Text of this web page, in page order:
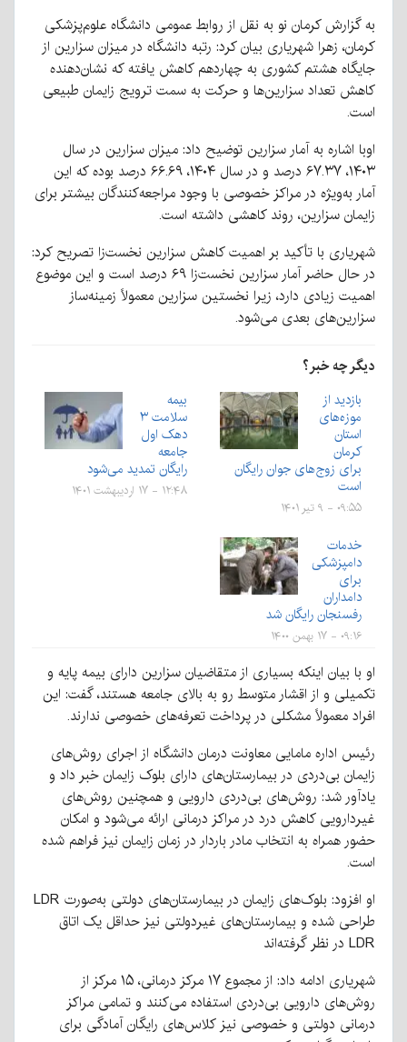
به گزارش کرمان نو به نقل از روابط عمومی دانشگاه علوم‌پزشکی
کرمان، زهرا شهریاری بیان کرد: رتبه دانشگاه در میزان سزارین از
جایگاه هشتم کشوری به چهاردهم کاهش یافته که نشان‌دهنده
کاهش تعداد سزارین‌ها و حرکت به سمت ترویج زایمان طبیعی
است.
اوبا اشاره به آمار سزارین توضیح داد: میزان سزارین در سال
۱۴۰۳، ۶۷.۳۷ درصد و در سال ۱۴۰۴، ۶۶.۶۹ درصد بوده که این
آمار به‌ویژه در مراکز خصوصی با وجود مراجعه‌کنندگان بیشتر برای
زایمان سزارین، روند کاهشی داشته است.
شهریاری با تأکید بر اهمیت کاهش سزارین نخست‌زا تصریح کرد:
در حال حاضر آمار سزارین نخست‌زا ۶۹ درصد است و این موضوع
اهمیت زیادی دارد، زیرا نخستین سزارین معمولاً زمینه‌ساز
سزارین‌های بعدی می‌شود.
دیگر چه خبر؟
بازدید از
موزه‌های
استان
کرمان
برای زوج‌های جوان رایگان
است
۰۹:۵۵ - ۹ تیر ۱۴۰۱
بیمه
سلامت ۳
دهک اول
جامعه
رایگان تمدید می‌شود
۱۲:۴۸ - ۱۷ اردیبهشت ۱۴۰۱
خدمات
دامپزشکی
برای
دامداران
رفسنجان رایگان شد
۰۹:۱۶ - ۱۷ بهمن ۱۴۰۰
او با بیان اینکه بسیاری از متقاضیان سزارین دارای بیمه پایه و
تکمیلی و از اقشار متوسط رو به بالای جامعه هستند، گفت: این
افراد معمولاً مشکلی در پرداخت تعرفه‌های خصوصی ندارند.
رئیس اداره مامایی معاونت درمان دانشگاه از اجرای روش‌های
زایمان بی‌دردی در بیمارستان‌های دارای بلوک زایمان خبر داد و
یادآور شد: روش‌های بی‌دردی دارویی و همچنین روش‌های
غیردارویی کاهش درد در مراکز درمانی ارائه می‌شود و امکان
حضور همراه به انتخاب مادر باردار در زمان زایمان نیز فراهم شده
است.
او افزود: بلوک‌های زایمان در بیمارستان‌های دولتی به‌صورت LDR
طراحی شده و بیمارستان‌های غیردولتی نیز حداقل یک اتاق
LDR در نظر گرفته‌اند
شهریاری ادامه داد: از مجموع ۱۷ مرکز درمانی، ۱۵ مرکز از
روش‌های دارویی بی‌دردی استفاده می‌کنند و تمامی مراکز
درمانی دولتی و خصوصی نیز کلاس‌های رایگان آمادگی برای